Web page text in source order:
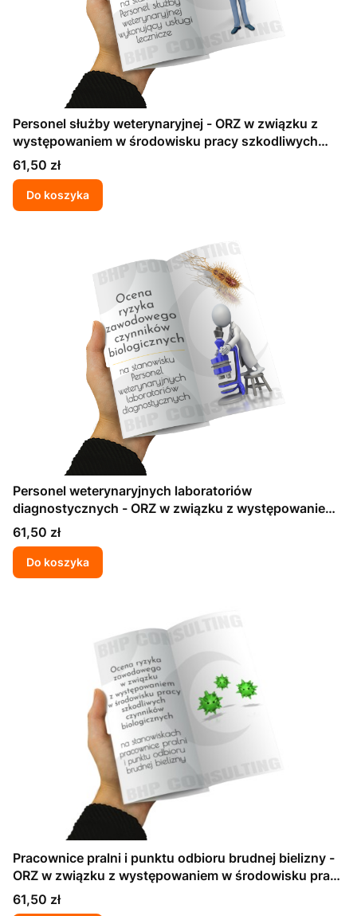
Personel służby weterynaryjnej - ORZ w związku z
występowaniem w środowisku pracy szkodliwych
czynników biologicznych
Cena
61,50 zł
Do koszyka
Personel weterynaryjnych laboratoriów
diagnostycznych - ORZ w związku z występowaniem
w środowisku pracy szkodliwych czynników
biologicznych
Cena
61,50 zł
Do koszyka
Pracownice pralni i punktu odbioru brudnej bielizny -
ORZ w związku z występowaniem w środowisku pracy
szkodliwych czynników biologicznych
Cena
61,50 zł